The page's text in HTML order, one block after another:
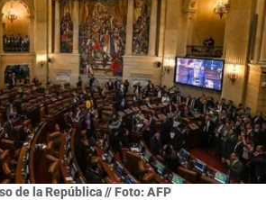
de la República // Foto: AFP